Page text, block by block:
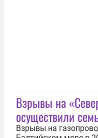
Взрывы на
осуществили
Взрывы на